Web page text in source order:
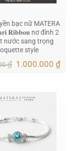
bạc nữ MATERA
𝐑𝐢𝐛𝐛𝐨𝐧 nơ đính 2
nước sang trọng
style
₫ Giá
1.000.000₫Giá